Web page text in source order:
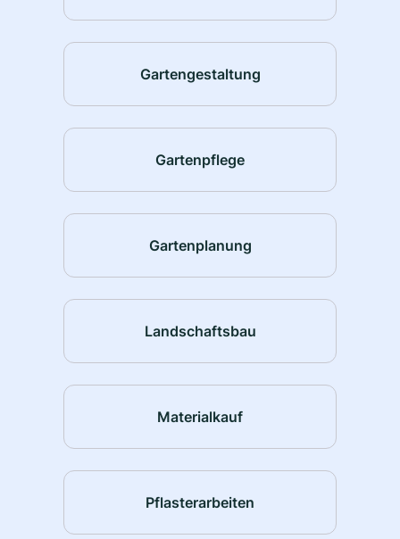
Gartengestaltung
Gartenpflege
Gartenplanung
Landschaftsbau
Materialkauf
Pflasterarbeiten